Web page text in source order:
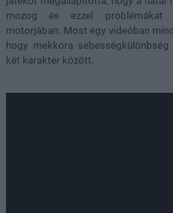
mozog és ezzel
motorjában. Most egy videóban
hogy mekkora
két karakter között.